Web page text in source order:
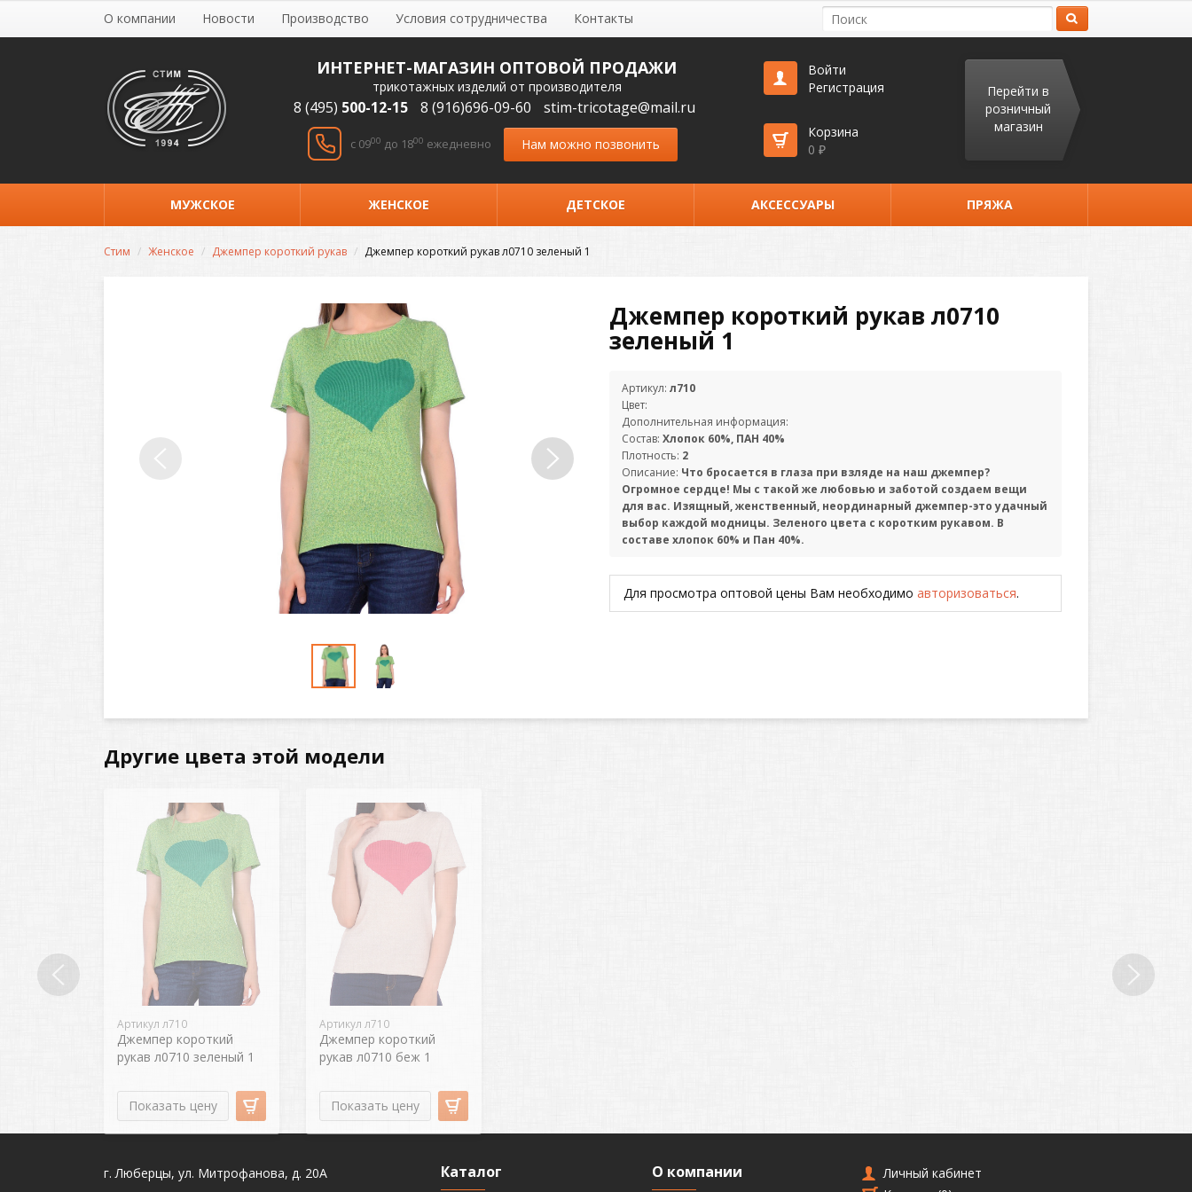
О компании Новости Производство Условия сотрудничества Контакты
ИНТЕРНЕТ-МАГАЗИН ОПТОВОЙ ПРОДАЖИ
трикотажных изделий от производителя
8 (495) 500-12-15 8 (916)696-09-60 stim-tricotage@mail.ru
c 0900 до 1800 ежедневно Нам можно позвонить
Войти
Регистрация
Корзина
0 ₽
Перейти в
розничный
магазин
МУЖСКОЕ ЖЕНСКОЕ ДЕТСКОЕ АКСЕССУАРЫ ПРЯЖА
Стим Женское Джемпер короткий рукав Джемпер короткий рукав л0710 зеленый 1
Джемпер короткий рукав л0710
зеленый 1
Артикул: л710
Цвет:
Дополнительная информация:
Состав: Хлопок 60%, ПАН 40%
Плотность: 2
Описание: Что бросается в глаза при взляде на наш джемпер?
Огромное сердце! Мы с такой же любовью и заботой создаем вещи
для вас. Изящный, женственный, неординарный джемпер-это удачный
выбор каждой модницы. Зеленого цвета с коротким рукавом. В
составе хлопок 60% и Пан 40%.
Для просмотра оптовой цены Вам необходимо авторизоваться.
Другие цвета этой модели
Артикул л710
Джемпер короткий
рукав л0710 зеленый 1
Показать цену
Артикул л710
Джемпер короткий
рукав л0710 беж 1
Показать цену
г. Люберцы, ул. Митрофанова, д. 20А Каталог О компании
Личный кабинет